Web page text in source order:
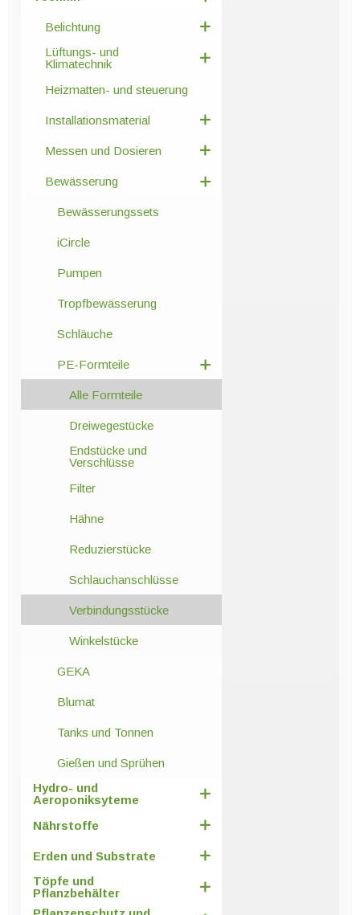
Belichtung
Lüftungs- und
Klimatechnik
Heizmatten- und steuerung
Installationsmaterial
Messen und Dosieren
Bewässerung
Bewässerungssets
iCircle
Pumpen
Tropfbewässerung
Schläuche
PE-Formteile
Alle Formteile
Dreiwegestücke
Endstücke und
Verschlüsse
Filter
Hähne
Reduzierstücke
Schlauchanschlüsse
Verbindungsstücke
Winkelstücke
GEKA
Blumat
Tanks und Tonnen
Gießen und Sprühen
Hydro- und
Aeroponiksyteme
Nährstoffe
Erden und Substrate
Töpfe und
Pflanzbehälter